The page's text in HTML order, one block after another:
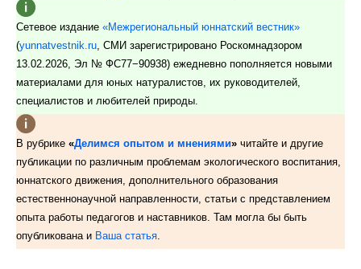
Сетевое издание «Межрегиональный юннатский вестник»
(yunnatvestnik.ru , СМИ зарегистрировано Роскомнадзором
13.02.2026, Эл № ФС77−90938) ежедневно пополняется новыми
материалами для юных натуралистов, их руководителей,
специалистов и любителей природы.
В рубрике «Делимся опытом и мнениями» читайте и другие
публикации по различным проблемам экологического воспитания,
юннатского движения, дополнительного образования
естественнонаучной направленности, статьи с представлением
опыта работы педагогов и наставников. Там могла бы быть
опубликована и Ваша статья